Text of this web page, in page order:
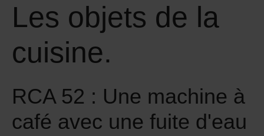
Les objets de la
cuisine.
RCA 52 : Une machine à
café avec une fuite d'eau